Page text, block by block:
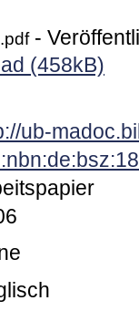
-
(458kB)
ub-